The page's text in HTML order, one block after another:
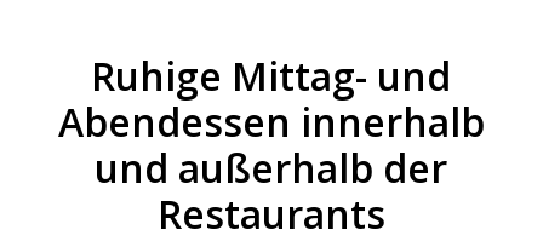
Ruhige Mittag- und
Abendessen innerhalb
und außerhalb der
Restaurants